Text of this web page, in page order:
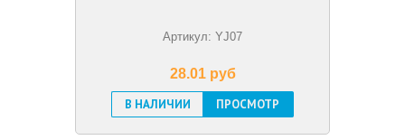
Артикул: YJ07
28.01 pуб
В НАЛИЧИИ
ПРОСМОТР